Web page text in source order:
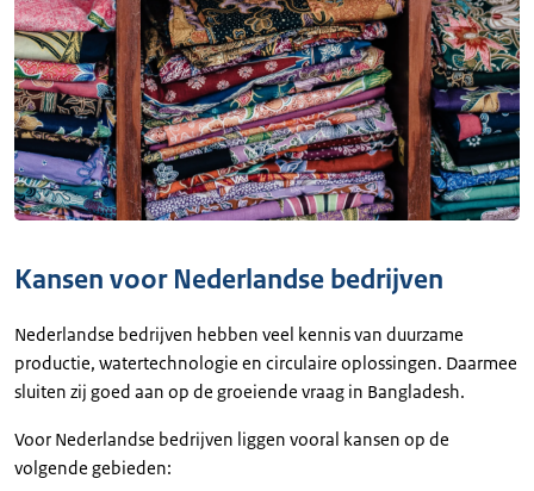
Kansen voor Nederlandse bedrijven
Nederlandse bedrijven hebben veel kennis van duurzame
productie, watertechnologie en circulaire oplossingen. Daarmee
sluiten zij goed aan op de groeiende vraag in Bangladesh.
Voor Nederlandse bedrijven liggen vooral kansen op de
volgende gebieden: